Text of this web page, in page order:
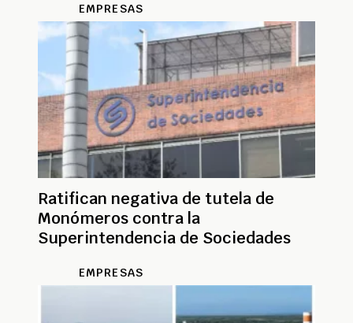
EMPRESAS
Ratifican negativa de tutela de
Monómeros contra la
Superintendencia de Sociedades
EMPRESAS